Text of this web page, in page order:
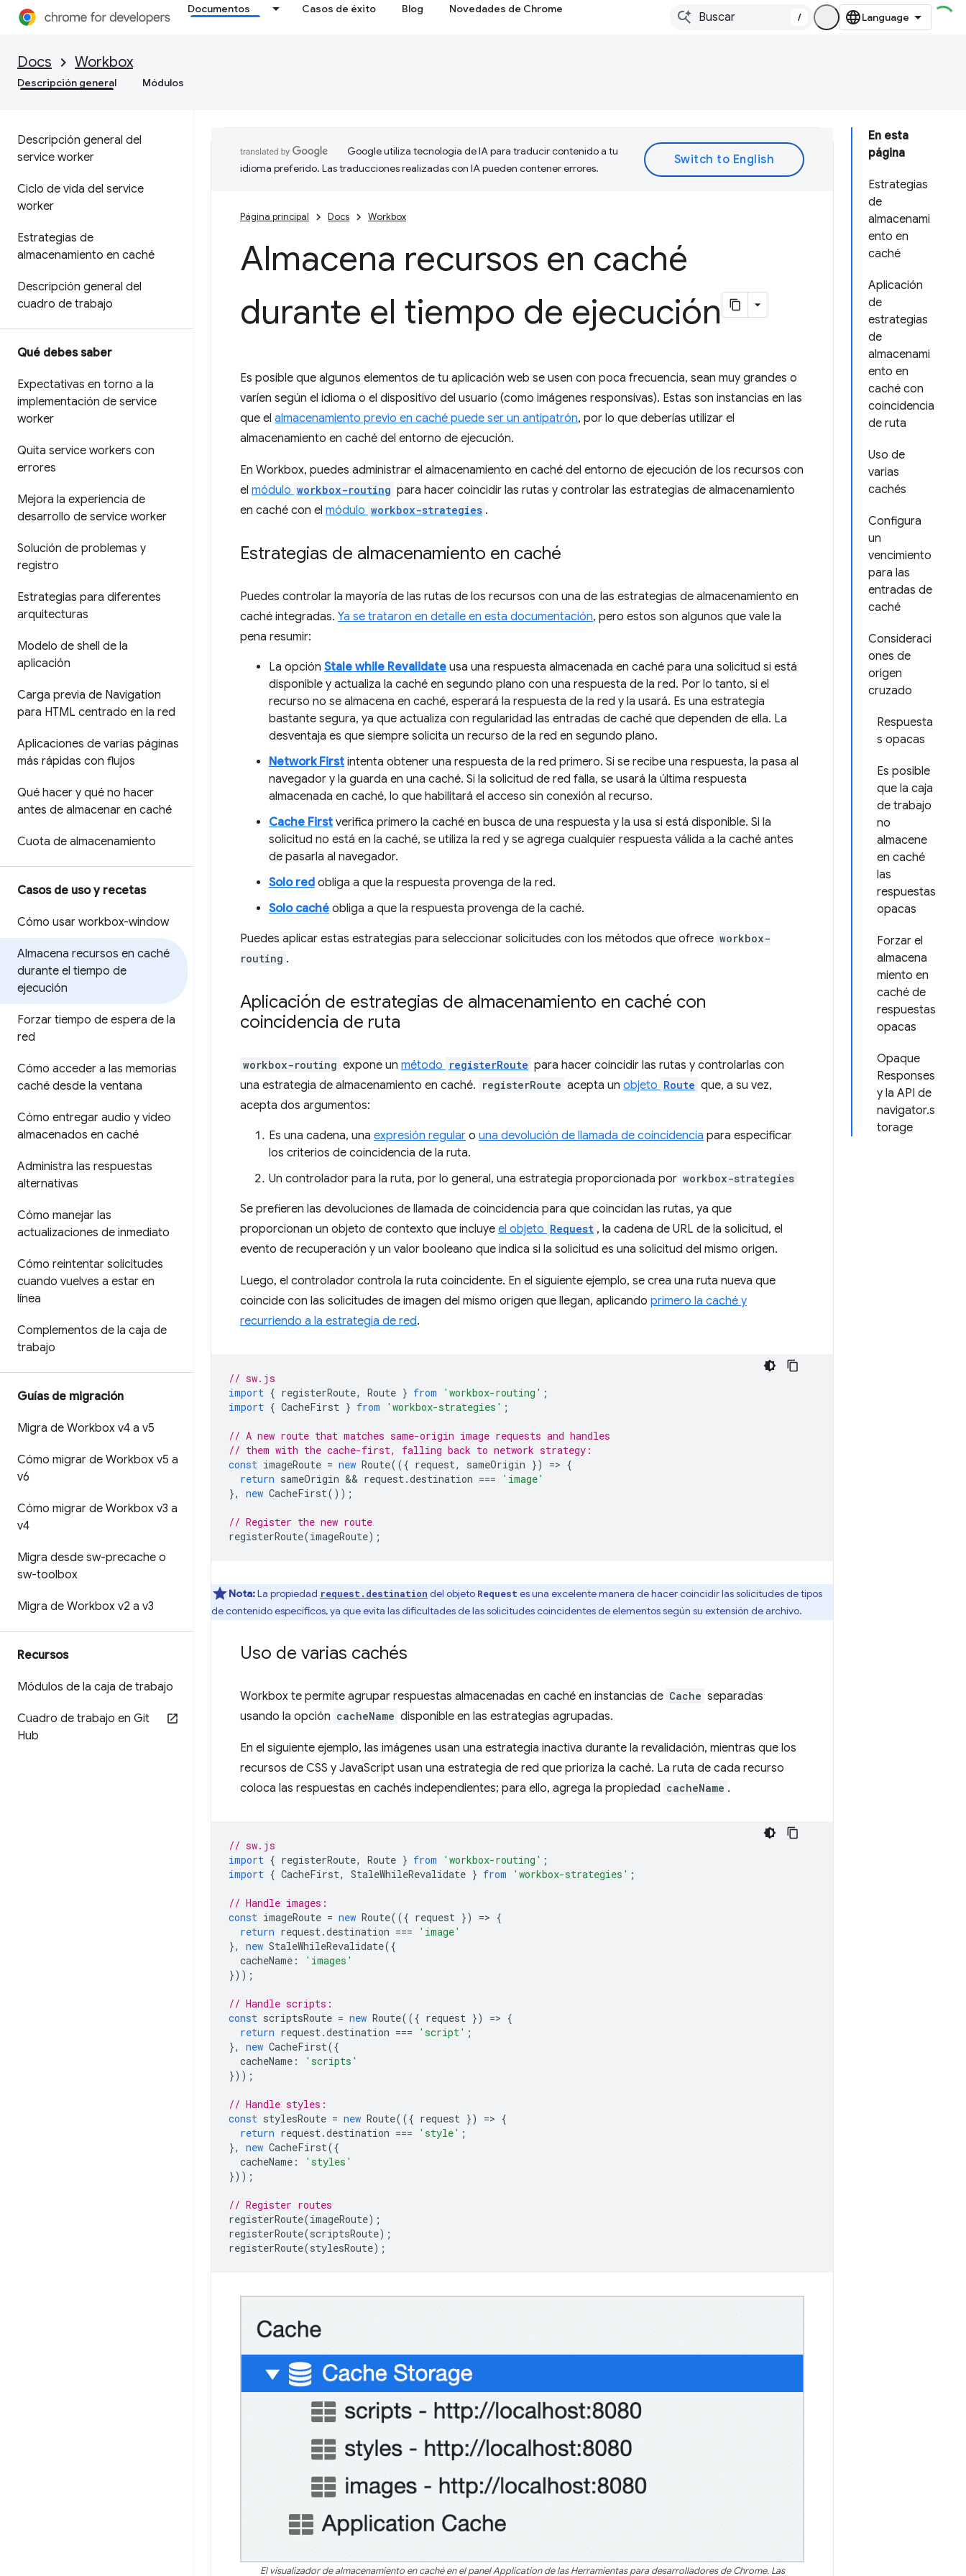
Documentos Casos de éxito Blog Novedades de Chrome
/
Docs Workbox
Descripción general Módulos
Descripción general del
service worker
Ciclo de vida del service
worker
Estrategias de
almacenamiento en caché
Descripción general del
cuadro de trabajo
Qué debes saber
Expectativas en torno a la
implementación de service
worker
Quita service workers con
errores
Mejora la experiencia de
desarrollo de service worker
Solución de problemas y
registro
Estrategias para diferentes
arquitecturas
Modelo de shell de la
aplicación
Carga previa de Navigation
para HTML centrado en la red
Aplicaciones de varias páginas
más rápidas con flujos
Qué hacer y qué no hacer
antes de almacenar en caché
Cuota de almacenamiento
Casos de uso y recetas
Cómo usar workbox-window
Almacena recursos en caché
durante el tiempo de
ejecución
Forzar tiempo de espera de la
red
Cómo acceder a las memorias
caché desde la ventana
Cómo entregar audio y video
almacenados en caché
Administra las respuestas
alternativas
Cómo manejar las
actualizaciones de inmediato
Cómo reintentar solicitudes
cuando vuelves a estar en
línea
Complementos de la caja de
trabajo
Guías de migración
Migra de Workbox v4 a v5
Cómo migrar de Workbox v5 a
v6
Cómo migrar de Workbox v3 a
v4
Migra desde sw-precache o
sw-toolbox
Migra de Workbox v2 a v3
Recursos
Módulos de la caja de trabajo
Cuadro de trabajo en Git
Hub
En esta
página
Estrategias
de
almacenami
ento en
caché
Aplicación
de
estrategias
de
almacenami
ento en
caché con
coincidencia
de ruta
Uso de
varias
cachés
Configura
un
vencimiento
para las
entradas de
caché
Consideraci
ones de
origen
cruzado
Respuesta
s opacas
Es posible
que la caja
de trabajo
no
almacene
en caché
las
respuestas
opacas
Forzar el
almacena
miento en
caché de
respuestas
opacas
Opaque
Responses
y la API de
navigator.s
torage
Google utiliza tecnología de IA para traducir contenido a tu
idioma preferido. Las traducciones realizadas con IA pueden contener errores.
Página principal Docs Workbox
Almacena recursos en caché
durante el tiempo de ejecución
Es posible que algunos elementos de tu aplicación web se usen con poca frecuencia, sean muy grandes o
varíen según el idioma o el dispositivo del usuario (como imágenes responsivas). Estas son instancias en las
que el almacenamiento previo en caché puede ser un antipatrón, por lo que deberías utilizar el
almacenamiento en caché del entorno de ejecución.
En Workbox, puedes administrar el almacenamiento en caché del entorno de ejecución de los recursos con
el módulo workbox-routing para hacer coincidir las rutas y controlar las estrategias de almacenamiento
en caché con el módulo workbox-strategies .
Estrategias de almacenamiento en caché
Puedes controlar la mayoría de las rutas de los recursos con una de las estrategias de almacenamiento en
caché integradas. Ya se trataron en detalle en esta documentación, pero estos son algunos que vale la
pena resumir:
La opción Stale while Revalidate usa una respuesta almacenada en caché para una solicitud si está
disponible y actualiza la caché en segundo plano con una respuesta de la red. Por lo tanto, si el
recurso no se almacena en caché, esperará la respuesta de la red y la usará. Es una estrategia
bastante segura, ya que actualiza con regularidad las entradas de caché que dependen de ella. La
desventaja es que siempre solicita un recurso de la red en segundo plano.
Network First intenta obtener una respuesta de la red primero. Si se recibe una respuesta, la pasa al
navegador y la guarda en una caché. Si la solicitud de red falla, se usará la última respuesta
almacenada en caché, lo que habilitará el acceso sin conexión al recurso.
Cache First verifica primero la caché en busca de una respuesta y la usa si está disponible. Si la
solicitud no está en la caché, se utiliza la red y se agrega cualquier respuesta válida a la caché antes
de pasarla al navegador.
Solo red obliga a que la respuesta provenga de la red.
Solo caché obliga a que la respuesta provenga de la caché.
Puedes aplicar estas estrategias para seleccionar solicitudes con los métodos que ofrece workbox-
routing .
Aplicación de estrategias de almacenamiento en caché con
coincidencia de ruta
workbox-routing expone un método registerRoute para hacer coincidir las rutas y controlarlas con
una estrategia de almacenamiento en caché. registerRoute acepta un objeto Route que, a su vez,
acepta dos argumentos:
Es una cadena, una expresión regular o una devolución de llamada de coincidencia para especificar
los criterios de coincidencia de la ruta.
Un controlador para la ruta, por lo general, una estrategia proporcionada por workbox-strategies
Se prefieren las devoluciones de llamada de coincidencia para que coincidan las rutas, ya que
proporcionan un objeto de contexto que incluye el objeto Request , la cadena de URL de la solicitud, el
evento de recuperación y un valor booleano que indica si la solicitud es una solicitud del mismo origen.
Luego, el controlador controla la ruta coincidente. En el siguiente ejemplo, se crea una ruta nueva que
coincide con las solicitudes de imagen del mismo origen que llegan, aplicando primero la caché y
recurriendo a la estrategia de red.
// sw.js
import { registerRoute, Route } from 'workbox-routing' ;
import { CacheFirst } from 'workbox-strategies' ;
// A new route that matches same-origin image requests and handles
// them with the cache-first, falling back to network strategy:
const imageRoute = new Route(({ request, sameOrigin }) => {
return sameOrigin && request.destination ===
'image'
},
new CacheFirst());
// Register the new route
registerRoute(imageRoute);
Nota:La propiedad request.destination del objeto Request es una excelente manera de hacer coincidir las solicitudes de tipos
de contenido específicos, ya que evita las dificultades de las solicitudes coincidentes de elementos según su extensión de archivo.
Uso de varias cachés
Workbox te permite agrupar respuestas almacenadas en caché en instancias de Cache separadas
usando la opción cacheName disponible en las estrategias agrupadas.
En el siguiente ejemplo, las imágenes usan una estrategia inactiva durante la revalidación, mientras que los
recursos de CSS y JavaScript usan una estrategia de red que prioriza la caché. La ruta de cada recurso
coloca las respuestas en cachés independientes; para ello, agrega la propiedad cacheName .
// sw.js
import { registerRoute, Route } from 'workbox-routing' ;
import { CacheFirst, StaleWhileRevalidate } from 'workbox-strategies' ;
// Handle images:
const imageRoute = new Route(({ request }) => {
return request.destination ===
'image'
},
new StaleWhileRevalidate({
cacheName :
'images'
}));
// Handle scripts:
const scriptsRoute = new Route(({ request }) => {
return request.destination === 'script' ;
},
new CacheFirst({
cacheName :
'scripts'
}));
// Handle styles:
const stylesRoute = new Route(({ request }) => {
return request.destination === 'style' ;
},
new CacheFirst({
cacheName :
'styles'
}));
// Register routes
registerRoute(imageRoute);
registerRoute(scriptsRoute);
registerRoute(stylesRoute);
El visualizador de almacenamiento en caché en el panel Application de las Herramientas para desarrolladores de Chrome. Las